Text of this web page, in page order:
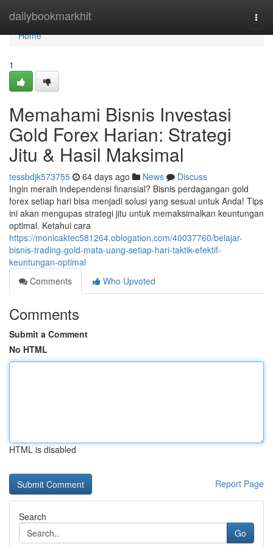
dailybookmarkhit
Home
Home
1
Memahami Bisnis Investasi
Gold Forex Harian: Strategi
Jitu & Hasil Maksimal
tessbdjk573755 64 days ago News
Discuss
Ingin meraih independensi finansial? Bisnis perdagangan gold
forex setiap hari bisa menjadi solusi yang sesuai untuk Anda! Tips
ini akan mengupas strategi jitu untuk memaksimalkan keuntungan
optimal. Ketahui cara
https://monicaktec581264.oblogation.com/40037760/belajar-
bisnis-trading-gold-mata-uang-setiap-hari-taktik-efektif-
keuntungan-optimal
Comments
Who Upvoted
Comments
Submit a Comment
No HTML
HTML is disabled
Report Page
Search
Go